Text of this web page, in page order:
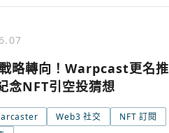
略轉向！Warpcast更名推
念NFT引空投猜想
Web3 社交
NFT 訂閱